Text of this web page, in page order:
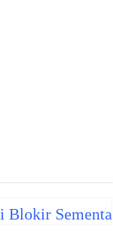
Blokir
Ini